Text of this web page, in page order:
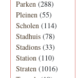
Parken (288)
Pleinen (55)
Scholen (114)
Stadhuis (78)
Stadions (33)
Station (110)
Straten (1016)